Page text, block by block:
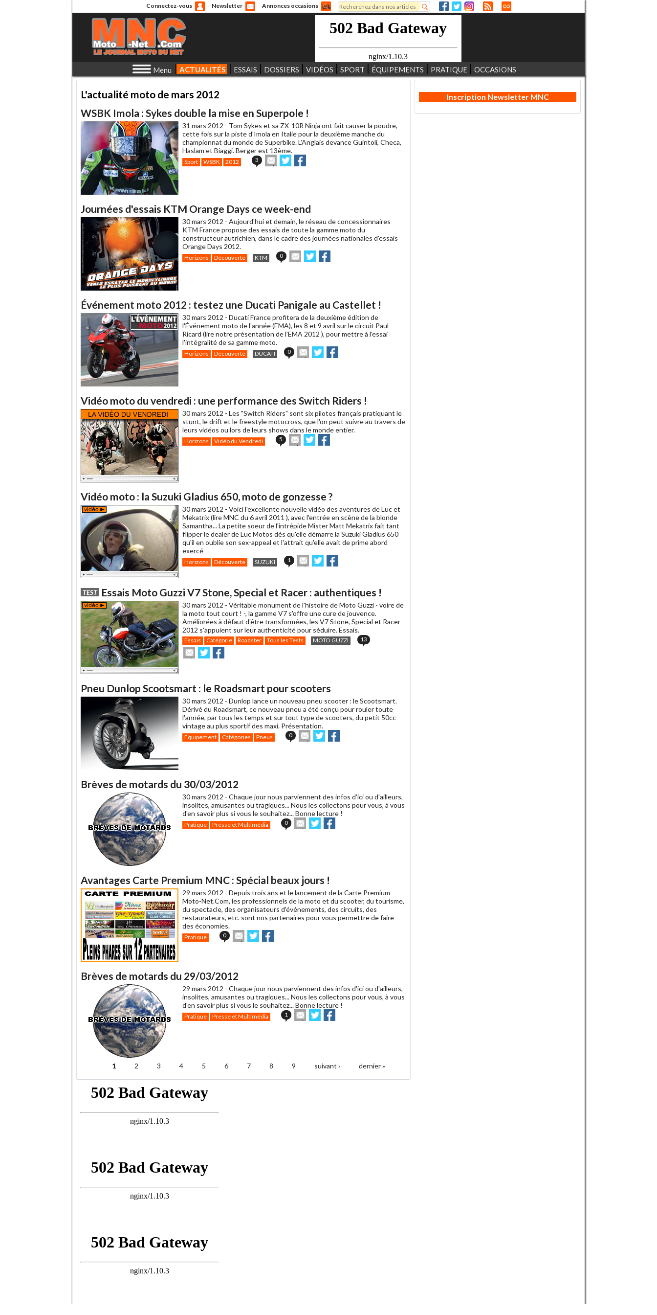
Connectez-vous Newsletter Annonces occasions
Formulaire de recherche
Rechercher
Menu ACTUALITÉS ESSAIS DOSSIERS VIDÉOS SPORT ÉQUIPEMENTS PRATIQUE OCCASIONS
L'actualité moto de mars 2012
WSBK Imola : Sykes double la mise en Superpole !
31 mars 2012 - Tom Sykes et sa ZX-10R Ninja ont fait causer la poudre,
cette fois sur la piste d'Imola en Italie pour la deuxième manche du
championnat du monde de Superbike. L'Anglais devance Guintoli, Checa,
Haslam et Biaggi. Berger est 13ème.
Sport WSBK 2012 3
Envoyer
cet
Partager
sur sur
Journées d'essais KTM Orange Days ce week-end
30 mars 2012 - Aujourd'hui et demain, le réseau de concessionnaires
KTM France propose des essais de toute la gamme moto du
constructeur autrichien, dans le cadre des journées nationales d'essais
Orange Days 2012.
Horizons Découverte KTM 0
Envoyer
cet
Partager
sur sur
Événement moto 2012 : testez une Ducati Panigale au Castellet !
30 mars 2012 - Ducati France profitera de la deuxième édition de
l'Événement moto de l'année (EMA), les 8 et 9 avril sur le circuit Paul
Ricard (lire notre présentation de l'EMA 2012 ), pour mettre à l'essai
l'intégralité de sa gamme moto.
Horizons Découverte DUCATI 0
Envoyer
cet
Partager
sur sur
Vidéo moto du vendredi : une performance des Switch Riders !
30 mars 2012 - Les "Switch Riders" sont six pilotes français pratiquant le
stunt, le drift et le freestyle motocross, que l'on peut suivre au travers de
leurs vidéos ou lors de leurs shows dans le monde entier.
Horizons Vidéo du Vendredi 5
Envoyer
cet
Partager
sur sur
Vidéo moto : la Suzuki Gladius 650, moto de gonzesse ?
30 mars 2012 - Voici l'excellente nouvelle vidéo des aventures de Luc et
Mekatrix (lire MNC du 6 avril 2011 ), avec l'entrée en scène de la blonde
Samantha... La petite soeur de l'intrépide Mister Matt Mekatrix fait tant
flipper le dealer de Luc Motos dès qu'elle démarre la Suzuki Gladius 650
qu'il en oublie son sex-appeal et l'attrait qu'elle avait de prime abord
exercé
Horizons Découverte SUZUKI 1
Envoyer
cet
un
Partager
sur sur
TEST Essais Moto Guzzi V7 Stone, Special et Racer : authentiques !
30 mars 2012 - Véritable monument de l'histoire de Moto Guzzi - voire de
la moto tout court ! -, la gamme V7 s'offre une cure de jouvence.
Améliorées à défaut d'être transformées, les V7 Stone, Special et Racer
2012 s'appuient sur leur authenticité pour séduire. Essais.
Essais Catégorie Roadster Tous les Tests MOTO GUZZI 13
Envoyer
cet
ami
Partager
sur
sur
Pneu Dunlop Scootsmart : le Roadsmart pour scooters
30 mars 2012 - Dunlop lance un nouveau pneu scooter : le Scootsmart.
Dérivé du Roadsmart, ce nouveau pneu a été conçu pour rouler toute
l'année, par tous les temps et sur tout type de scooters, du petit 50cc
vintage au plus sportif des maxi. Présentation.
Equipement Catégories Pneus 0
Envoyer
cet
Partager
sur sur
Brèves de motards du 30/03/2012
30 mars 2012 - Chaque jour nous parviennent des infos d'ici ou d'ailleurs,
insolites, amusantes ou tragiques... Nous les collectons pour vous, à vous
d'en savoir plus si vous le souhaitez... Bonne lecture !
Pratique Presse et Multimédia 0
Envoyer
cet
Partager
sur sur
Avantages Carte Premium MNC : Spécial beaux jours !
29 mars 2012 - Depuis trois ans et le lancement de la Carte Premium
Moto-Net.Com, les professionnels de la moto et du scooter, du tourisme,
du spectacle, des organisateurs d'événements, des circuits, des
restaurateurs, etc. sont nos partenaires pour vous permettre de faire
des économies.
Pratique 0
Envoyer
cet
ami
Partager
sur sur
Brèves de motards du 29/03/2012
29 mars 2012 - Chaque jour nous parviennent des infos d'ici ou d'ailleurs,
insolites, amusantes ou tragiques... Nous les collectons pour vous, à vous
d'en savoir plus si vous le souhaitez... Bonne lecture !
Pratique Presse et Multimédia 1
Envoyer
cet
Partager
sur sur
1 2 3 4 5 6 7 8 9 suivant › dernier »
Inscription Newsletter MNC